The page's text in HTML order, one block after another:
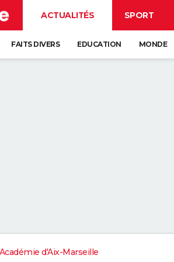
ACTUALITÉS SPORT
FAITS DIVERS EDUCATION MONDE
d'Aix-Marseille